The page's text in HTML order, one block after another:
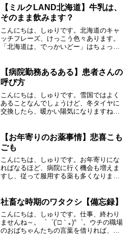
説明して、それでおしまい一...
【ミルクLAND北海道】牛乳は、
そのまま飲みます？
こんにちは、しゅりです。北海道のキャ
ッチフレーズ、けっこう色々あります。
「北海道は、でっかいどー」はちょっと
えば、酪農。酪農と言えば、ミルクです
からね～.｡ﾟ+.(...
【病院勤務あるある】患者さんの
呼び方
こんにちは、しゅりです。雪国ではよく
あることなんでしょうけど、冬タイヤに
交換したら、暖かい陽気になりますね
す。冬タイヤが本領発揮できるのは、も
う少し先になりそうです(#...
【お年寄りのお薬事情】悲喜こも
ごも
こんにちは、しゅりです。お年寄りにな
ればなるほど、病院に行く機会も増えま
すし、従って服用する薬も多くなりま
りません。しかも認知症も併発されてい
る方も珍しくないので、処方...
社畜な時期のワタクシ【備忘録】
こんにちは、しゅりです。仕事、終わり
ませんね～。゜゜(´□｀｡)°゜。ウチの職場
のおばちゃんたちの言葉を借りれば、ま